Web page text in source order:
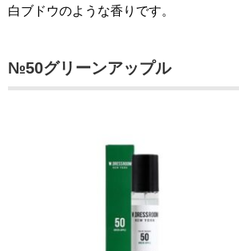
白ブドウのような香りです。
№50グリーンアップル